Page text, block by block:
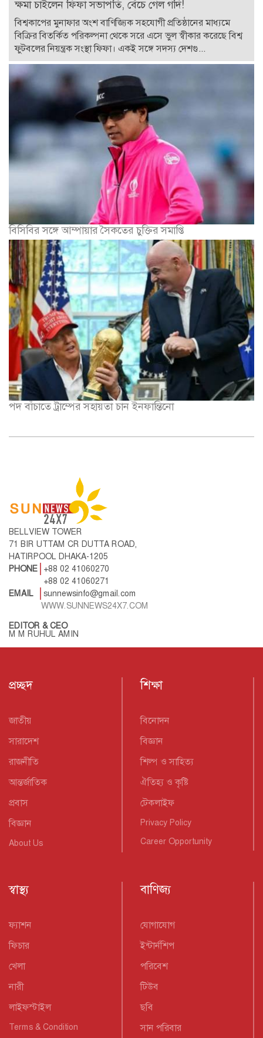
ক্ষমা চাইলেন ফিফা সভাপতি, বেঁচে গেল গদি!
বিশ্বকাপের মুনাফার অংশ বাণিজ্যিক সহযোগী প্রতিষ্ঠানের মাধ্যমে
বিক্রির বিতর্কিত পরিকল্পনা থেকে সরে এসে ভুল স্বীকার করেছে বিশ্ব
ফুটবলের নিয়ন্ত্রক সংস্থা ফিফা। একই সঙ্গে সদস্য দেশগু...
বিসিবির সঙ্গে আম্পায়ার সৈকতের চুক্তির সমাপ্তি
পদ বাঁচাতে ট্রাম্পের সহায়তা চান ইনফান্তিনো
BELLVIEW TOWER
71 BIR UTTAM CR DUTTA ROAD,
HATIRPOOL DHAKA-1205
PHONE
+88 02 41060270
+88 02 41060271
EMAIL
sunnewsinfo@gmail.com
WWW.SUNNEWS24X7.COM
EDITOR & CEO
M M RUHUL AMIN
প্রচ্ছদ
জাতীয়
সারাদেশ
রাজনীতি
আন্তর্জাতিক
প্রবাস
বিজ্ঞান
About Us
শিক্ষা
বিনোদন
বিজ্ঞান
শিল্প ও সাহিত্য
ঐতিহ্য ও কৃষ্টি
টেকলাইফ
Privacy Policy
Career Opportunity
স্বাস্থ্য
ফ্যাশন
ফিচার
খেলা
নারী
লাইফস্টাইল
Terms & Condition
বাণিজ্য
যোগাযোগ
ইন্টার্নশিপ
পরিবেশ
টিউব
ছবি
সান পরিবার